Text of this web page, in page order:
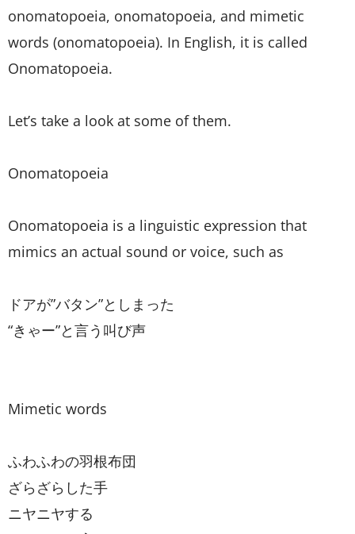
onomatopoeia, onomatopoeia, and mimetic
words (onomatopoeia). In English, it is called
Onomatopoeia.
Let’s take a look at some of them.
Onomatopoeia
Onomatopoeia is a linguistic expression that
mimics an actual sound or voice, such as
ドアが”バタン”としまった
“きゃー”と言う叫び声
Mimetic words
ふわふわの羽根布団
ざらざらした手
ニヤニヤする